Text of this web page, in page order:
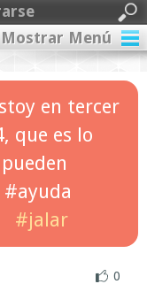
Mostrar Menú
en tercer
que es lo
#ayuda
#jalar
0